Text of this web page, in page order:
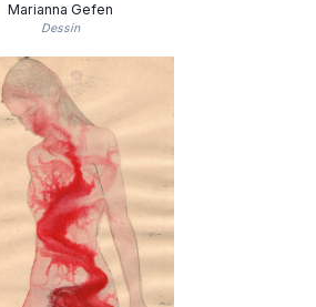
Marianna Gefen
Dessin